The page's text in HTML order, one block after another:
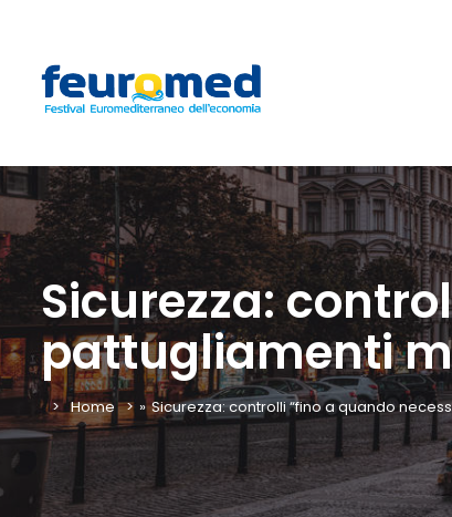
Sicurezza:
pattugliamenti
Home » Sicurezza: controlli “fino a quando